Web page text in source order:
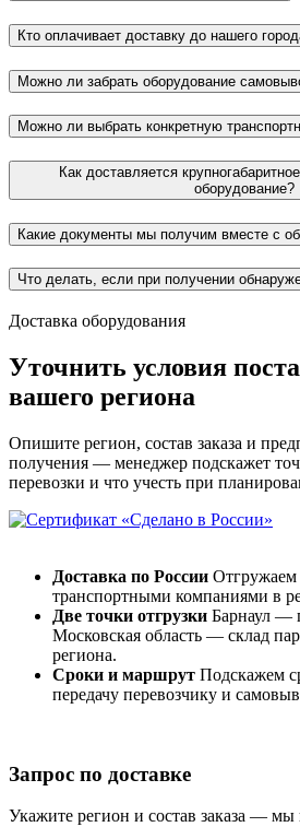
Кто оплачивает доставку до нашего
Можно ли забрать оборудование
Можно ли выбрать конкретную
Как доставляется
оборудование?
Какие документы мы получим вместе с
Что делать, если при получении
Доставка оборудования
Уточнить условия
вашего региона
Опишите регион, состав заказа и
получения — менеджер подскажет
перевозки и что учесть при
Доставка по России Отгружаем
транспортными компаниями в
Две точки отгрузки Барнаул —
Московская область — склад
региона.
Сроки и маршрут Подскажем
передачу перевозчику и
Запрос по доставке
Укажите регион и состав заказа — мы